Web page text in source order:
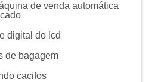
de venda automática
digital do lcd
de bagagem
cacifos